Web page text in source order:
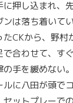
押し込まれ、
は落ち着いて
CKから、野村
合わせて、す
手を緩めない
に八田が頭で